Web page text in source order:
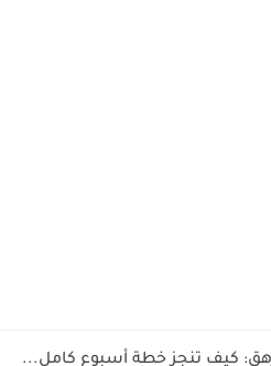
كيف تنجز خطة أسبوع كامل...